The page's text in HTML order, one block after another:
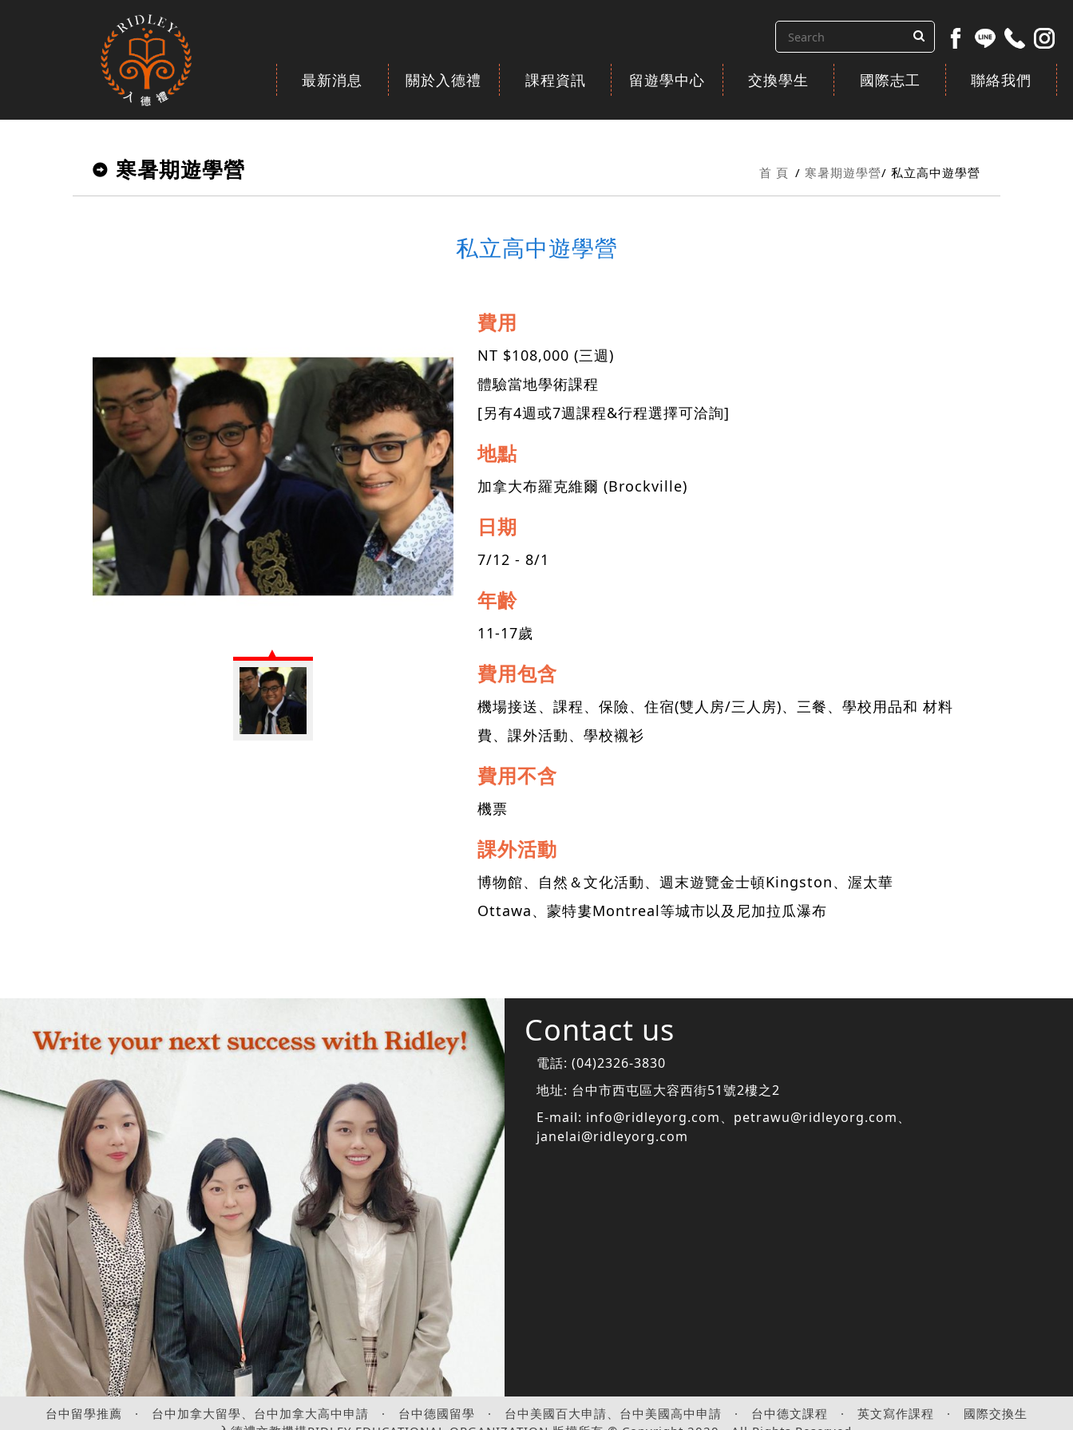
最新消息 關於入德禮 課程資訊 留遊學中心 交換學生 國際志工 聯絡我們
寒暑期遊學營 首 頁 寒暑期遊學營 私立高中遊學營
私立高中遊學營
費用
NT $108,000 (三週)
體驗當地學術課程
[另有4週或7週課程&行程選擇可洽詢]
地點
加拿大布羅克維爾 (Brockville)
日期
7/12 - 8/1
年齡
11-17歲
費用包含
機場接送、課程、保險、住宿(雙人房/三人房)、三餐、學校用品和 材料
費、課外活動、學校襯衫
費用不含
機票
課外活動
博物館、自然＆文化活動、週末遊覽金士頓Kingston、渥太華
Ottawa、蒙特婁Montreal等城市以及尼加拉瓜瀑布
Contact us
電話: (04)2326-3830
地址: 台中市西屯區大容西街51號2樓之2
E-mail: info@ridleyorg.com、 petrawu@ridleyorg.com、
janelai@ridleyorg.com
台中留學推薦 · 台中加拿大留學、台中加拿大高中申請 · 台中德國留學 · 台中美國百大申請、台中美國高中申請 · 台中德文課程 · 英文寫作課程 · 國際交換生